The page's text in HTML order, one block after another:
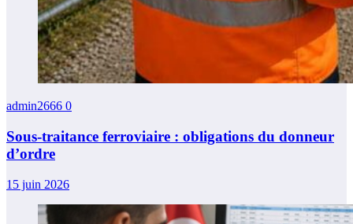
admin2666 0
Sous-traitance ferroviaire : obligations du donneur
d’ordre
15 juin 2026